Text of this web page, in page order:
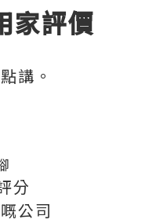
家評價
講。
分
公司